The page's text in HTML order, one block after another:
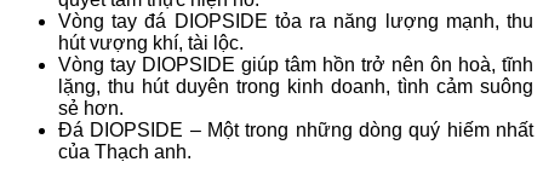
Vòng tay đá DIOPSIDE tỏa ra năng lượng mạnh, thu
hút vượng khí, tài lộc.
Vòng tay DIOPSIDE giúp tâm hồn trở nên ôn hoà, tĩnh
lặng, thu hút duyên trong kinh doanh, tình cảm suông
sẻ hơn.
Đá DIOPSIDE – Một trong những dòng quý hiếm nhất
của Thạch anh.